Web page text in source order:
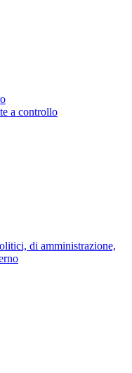
a controllo
di amministrazione,